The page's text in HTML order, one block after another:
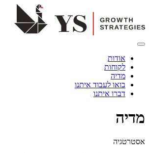
אודות
לקוחות
מדיה
בואו לעבוד איתנו
דברו איתנו
מדיה
אסטרטגיה